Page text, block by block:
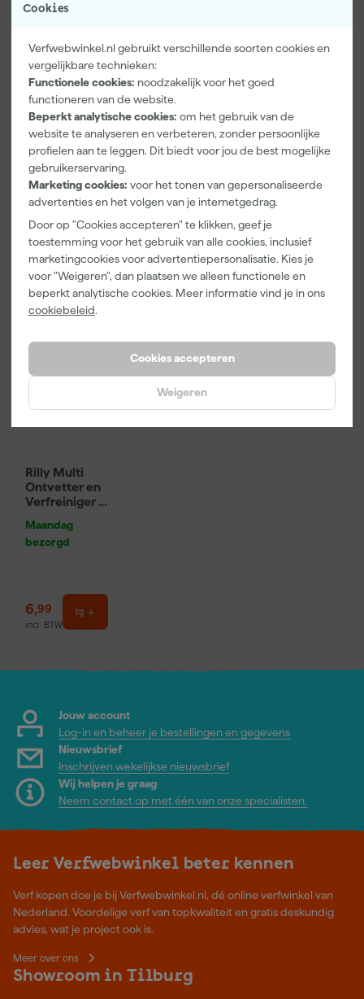
Cookies
Verfwebwinkel.nl gebruikt verschillende soorten cookies en
vergelijkbare technieken:
Functionele cookies: noodzakelijk voor het goed
functioneren van de website.
Beperkt analytische cookies: om het gebruik van de
website te analyseren en verbeteren, zonder persoonlijke
profielen aan te leggen. Dit biedt voor jou de best mogelijke
gebruikerservaring.
Marketing cookies: voor het tonen van gepersonaliseerde
advertenties en het volgen van je internetgedrag.
Door op "Cookies accepteren" te klikken, geef je
toestemming voor het gebruik van alle cookies, inclusief
marketingcookies voor advertentiepersonalisatie. Kies je
voor "Weigeren", dan plaatsen we alleen functionele en
beperkt analytische cookies. Meer informatie vind je in ons
cookiebeleid.
Cookies accepteren
Weigeren
Paintura
Lucamax
Washi tape -
50mx24mm
Maandag
bezorgd
Adviesprijs 6,00
99
Go!Paint
Economy S
Verfbak -
inzetbakken
bezorgd
2, 99
Anza PRO
Muurverfset
MICMEX set
bezorgd
Adviesprijs
19, 95
Onze Top 10
Rilly Multi
Ontvetter en
Verfreiniger –
Maandag
bezorgd
6,99
incl. BTW
Jouw account
Log-in en beheer je bestellingen en gegevens
Nieuwsbrief
Inschrijven wekelijkse nieuwsbrief
Wij helpen je graag
Neem contact op met één van onze specialisten.
Leer Verfwebwinkel beter kennen
Verf kopen doe je bij Verfwebwinkel.nl, dé online verfwinkel van
Nederland. Voordelige verf van topkwaliteit en gratis deskundig
advies, wat je project ook is.
Meer over ons
Showroom in Tilburg